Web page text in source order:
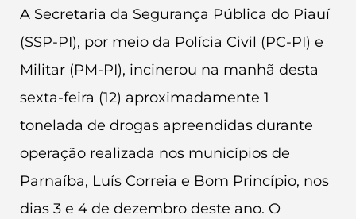
A Secretaria da Segurança Pública do Piauí
(SSP-PI), por meio da Polícia Civil (PC-PI) e
Militar (PM-PI), incinerou na manhã desta
sexta-feira (12) aproximadamente 1
tonelada de drogas apreendidas durante
operação realizada nos municípios de
Parnaíba, Luís Correia e Bom Princípio, nos
dias 3 e 4 de dezembro deste ano. O